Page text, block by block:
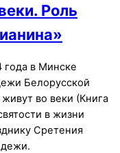
Роль
года в Минске
Белорусской
во веки (Книга
в жизни
Сретения